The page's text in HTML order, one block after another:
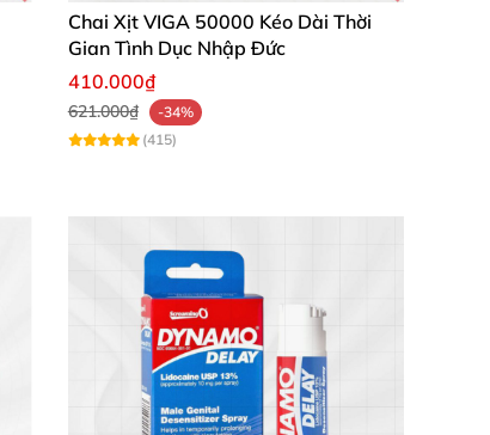
Chai Xịt VIGA 50000 Kéo Dài Thời
Gian Tình Dục Nhập Đức
410.000₫
621.000₫
-34%
(415)